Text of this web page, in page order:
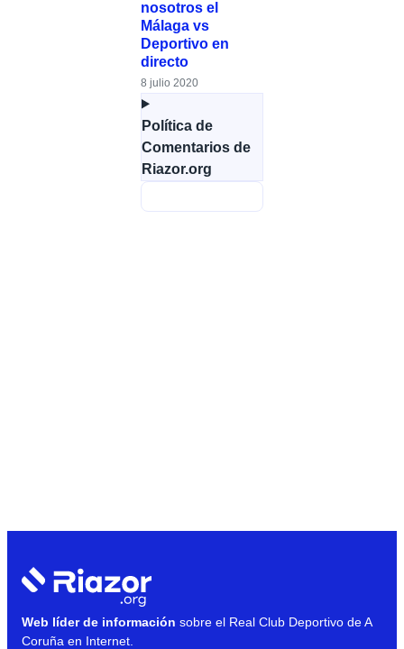
nosotros el
Málaga vs
Deportivo en
directo
8 julio 2020
Política de
Comentarios de
Riazor.org
Web líder de información sobre el Real Club Deportivo de A
Coruña en Internet.